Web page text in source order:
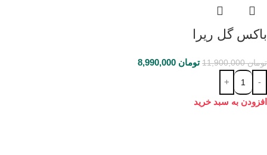
باکس گل ریرا
تومان11,900,000 تومان
افزودن به سبد خرید